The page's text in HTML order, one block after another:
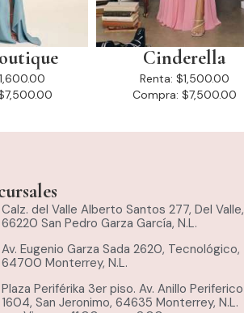
Cinderella
Renta: $1,500.00
Compra: $7,500.00
Calz. del Valle Alberto Santos 277, Del Valle,
66220 San Pedro Garza García, N.L.
Av. Eugenio Garza Sada 2620, Tecnológico,
64700 Monterrey, N.L.
Plaza Periférika 3er piso. Av. Anillo Periferico
1604, San Jeronimo, 64635 Monterrey, N.L.